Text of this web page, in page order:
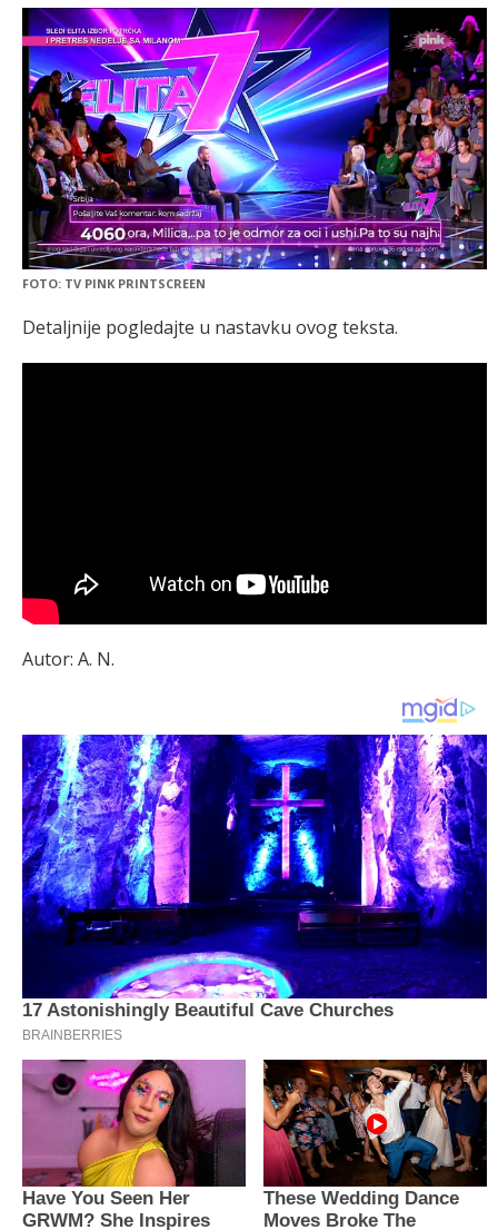
FOTO: TV PINK PRINTSCREEN
Detaljnije pogledajte u nastavku ovog teksta.
Autor: A. N.